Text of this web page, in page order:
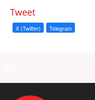
Tweet
X (Twitter) Telegram